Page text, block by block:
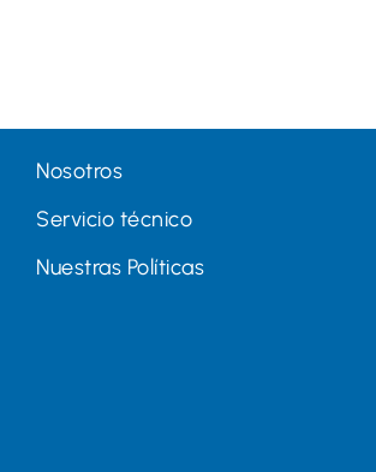
Nosotros
Servicio técnico
Nuestras Políticas